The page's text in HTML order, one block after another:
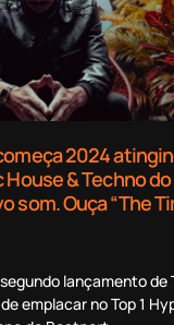
2024
House & Techno do
som. Ouça “The
segundo lançamento de
emplacar no Top 1